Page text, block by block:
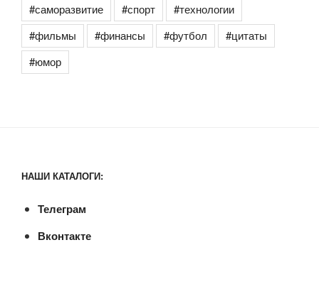
#саморазвитие
#спорт
#технологии
#фильмы
#финансы #футбол
#цитаты
#юмор
НАШИ КАТАЛОГИ:
Телеграм
Вконтакте